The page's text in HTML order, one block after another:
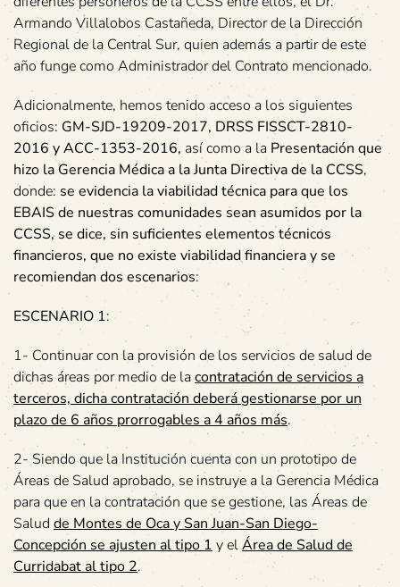
Armando Villalobos Castañeda, Director de la Dirección
Regional de la Central Sur, quien además a partir de este
año funge como Administrador del Contrato mencionado.
Adicionalmente, hemos tenido acceso a los siguientes
oficios: GM-SJD-19209-2017, DRSS FISSCT-2810-
2016 y ACC-1353-2016, así como a la Presentación que
hizo la Gerencia Médica a la Junta Directiva de la CCSS,
donde: se evidencia la viabilidad técnica para que los
EBAIS de nuestras comunidades sean asumidos por la
CCSS, se dice, sin suficientes elementos técnicos
financieros, que no existe viabilidad financiera y se
recomiendan dos escenarios:
ESCENARIO 1:
1- Continuar con la provisión de los servicios de salud de
dichas áreas por medio de lacontratación de servicios a
terceros, dicha contratación deberá gestionarse por un
plazo de 6 años prorrogables a 4 años más.
2- Siendo que la Institución cuenta con un prototipo de
Áreas de Salud aprobado, se instruye a la Gerencia Médica
para que en la contratación que se gestione, las Áreas de
Salud de Montes de Oca y San Juan-San Diego-
Concepción se ajusten al tipo 1 y elÁrea de Salud de
Curridabat al tipo 2.